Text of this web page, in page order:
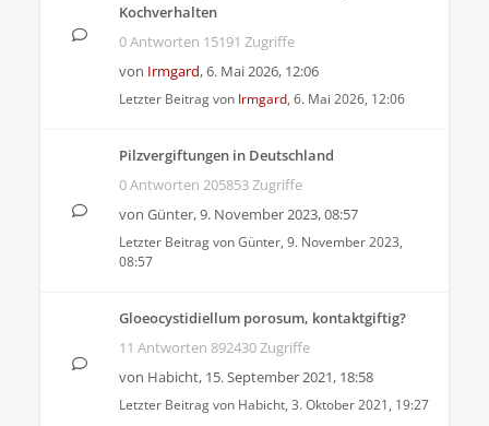
Kochverhalten
0 Antworten 15191 Zugriffe
von Irmgard,6. Mai 2026, 12:06
Letzter Beitrag von Irmgard, 6. Mai 2026, 12:06
Pilzvergiftungen in Deutschland
0 Antworten 205853 Zugriffe
von Günter,9. November 2023, 08:57
Letzter Beitrag vonGünter, 9. November 2023,
08:57
Gloeocystidiellum porosum, kontaktgiftig?
11 Antworten 892430 Zugriffe
von Habicht, 15. September 2021, 18:58
Letzter Beitrag von Habicht, 3. Oktober 2021, 19:27